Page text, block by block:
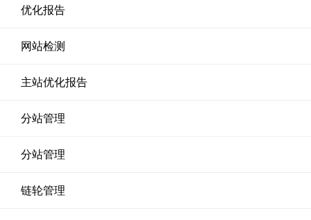
优化报告
网站检测
主站优化报告
分站管理
分站管理
链轮管理